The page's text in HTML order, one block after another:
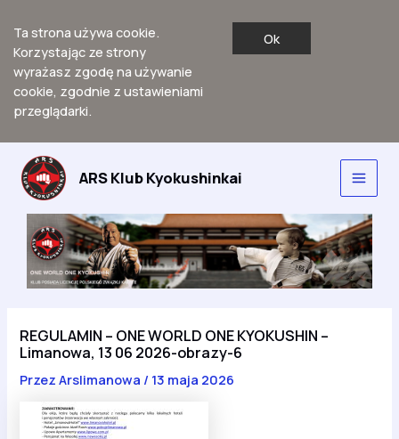
Ta strona używa cookie.
Korzystając ze strony
wyrażasz zgodę na używanie
cookie, zgodnie z ustawieniami
przeglądarki.
Ok
Przejdź
treści
ARS Klub Kyokushinkai
Main
REGULAMIN – ONE WORLD ONE KYOKUSHIN –
Limanowa, 13 06 2026-obrazy-6
PrzezArslimanowa / 13 maja 2026